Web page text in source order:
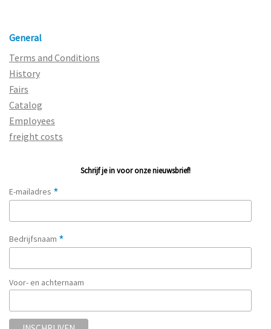
General
Terms and Conditions
History
Fairs
Catalog
Employees
freight costs
Schrijf je in voor onze nieuwsbrief!
E-mailadres *
Bedrijfsnaam *
Voor- en achternaam